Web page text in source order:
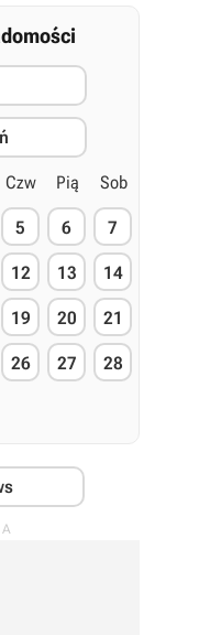
Czw Pią Sob
5 6 7
12 13 14
19 20 21
26 27 28